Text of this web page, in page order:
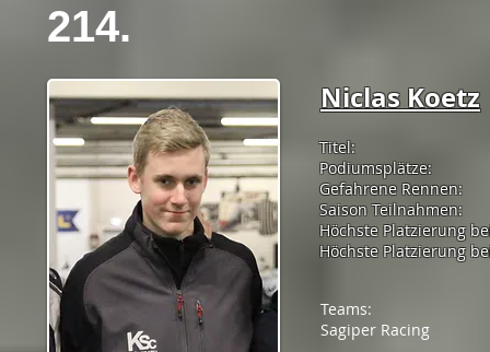
214.
Niclas Koetz
Titel:
Podiumsplätze:
Gefahrene Rennen:
Saison Teilnahmen:
Höchste Platzierung
Höchste Platzierung
Teams:
Sagiper Racing